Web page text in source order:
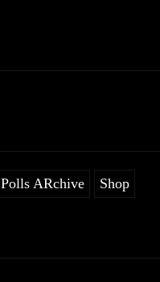
Polls ARchive Shop